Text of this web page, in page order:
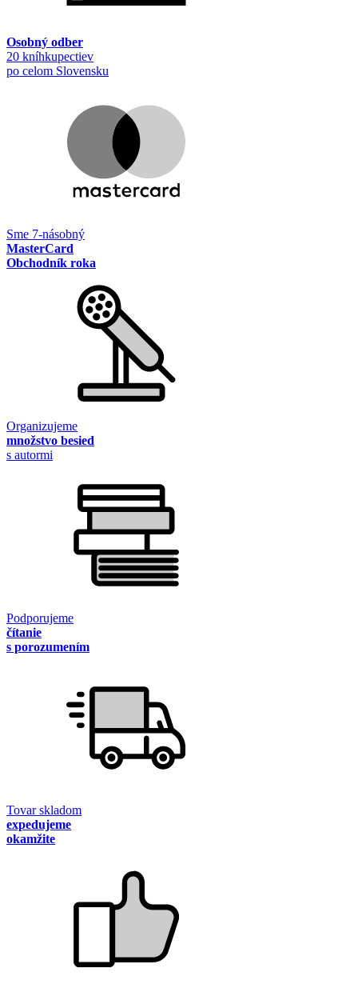
Osobný odber
20 kníhkupectiev
po celom Slovensku
Sme 7-násobný
MasterCard
Obchodník roka
Organizujeme
množstvo besied
s autormi
Podporujeme
čítanie
s porozumením
Tovar skladom
expedujeme
okamžite